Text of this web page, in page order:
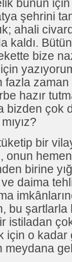
bunun
şehrini
ahali
kaldı.
bize
zaman
hazır
bizden çok
bir
onun
birine
daima
bu şartlarla
istiladan
için o